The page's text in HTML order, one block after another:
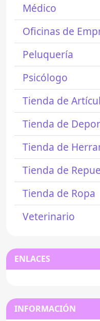
Médico
Oficinas de
Peluquería
Psicólogo
Tienda de
Tienda de
Tienda de
Tienda de
Tienda de Ropa
Veterinario
ENLACES
INFORMACIÓN